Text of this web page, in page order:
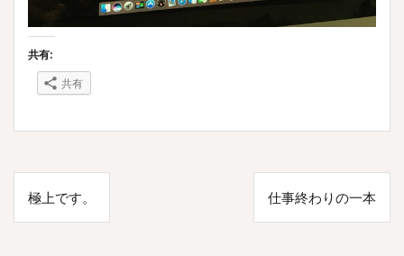
共有:
共有
投
稿極上です。 仕事終わりの一本